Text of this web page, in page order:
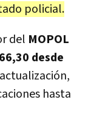
policial.
del MOPOL
desde
hasta